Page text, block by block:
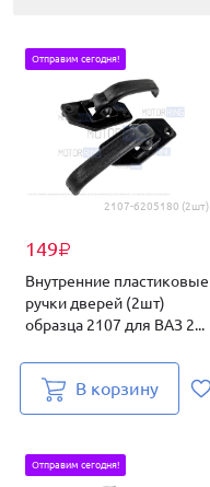
2107-6205180 (2шт)
149₽
Отправим сегодня!
Внутренние пластиковые
ручки дверей (2шт)
образца 2107 для ВАЗ 2...
В корзину
Отправим сегодня!